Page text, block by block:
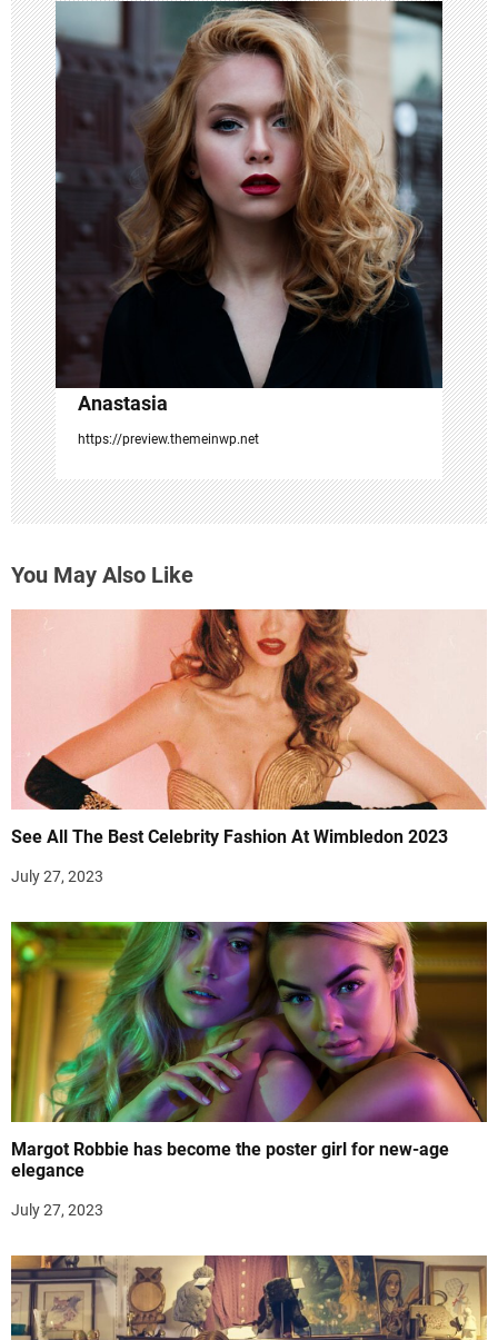
v
i
g
a
t
i
o
n
Anastasia
https://preview.themeinwp.net
You May Also Like
See All The Best Celebrity Fashion At Wimbledon 2023
July 27, 2023
Margot Robbie has become the poster girl for new-age
elegance
July 27, 2023